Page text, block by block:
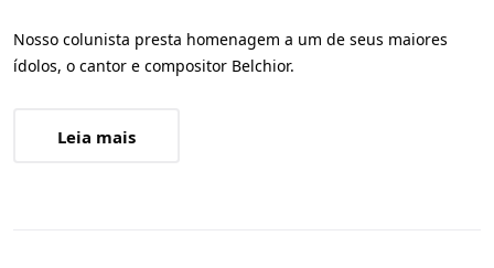
Nosso colunista presta homenagem a um de seus maiores
ídolos, o cantor e compositor Belchior.
Leia mais